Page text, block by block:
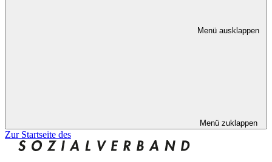
Menü ausklappen
Menü zuklappen
Zur Startseite des